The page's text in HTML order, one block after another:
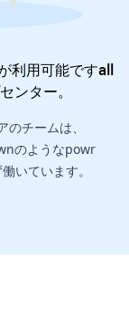
利用可能ですall
ンター。
チームは、
のようなpowr
いています。